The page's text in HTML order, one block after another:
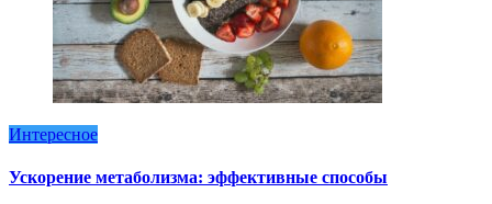
Интересное
Ускорение метаболизма: эффективные способы